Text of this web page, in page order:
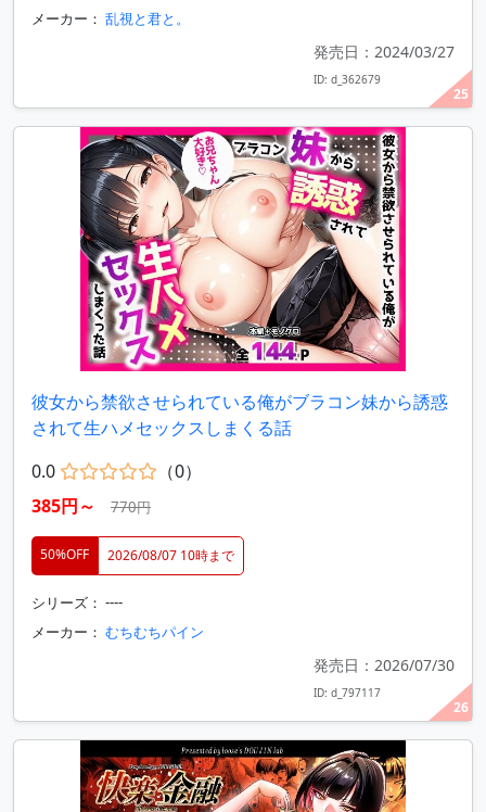
25
メーカー： 乱視と君と。
発売日：2024/03/27
ID: d_362679
26
彼女から禁欲させられている俺がブラコン妹から誘惑
されて生ハメセックスしまくる話
0.0
（0）
385円～
770円
50%OFF 2026/08/07 10時まで
シリーズ： ----
メーカー： むちむちパイン
発売日：2026/07/30
ID: d_797117